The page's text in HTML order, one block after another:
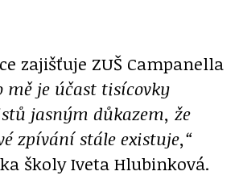
zajišťuje ZUŠ Campanella
mě je účast tisícovky
jasným důkazem, že
zpívání stále existuje,“
školy Iveta Hlubinková.